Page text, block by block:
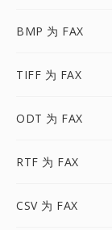
BMP 为 FAX
TIFF 为 FAX
ODT 为 FAX
RTF 为 FAX
CSV 为 FAX